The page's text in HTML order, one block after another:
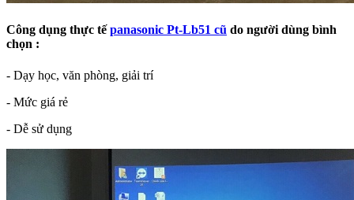
Công dụng thực tếpanasonic Pt-Lb51 cũ do người dùng bình
chọn :
- Dạy học, văn phòng, giải trí
- Mức giá rẻ
- Dễ sử dụng